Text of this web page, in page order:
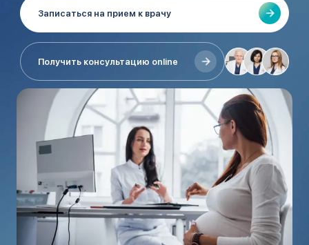
Записаться на прием к врачу
Получить консультацию online